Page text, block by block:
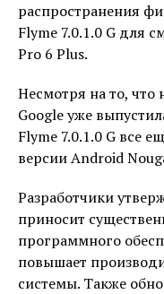
распространения
Flyme 7.0.1.0 G для
Pro 6 Plus.
Несмотря на то, что
Google уже
Flyme 7.0.1.0 G все
версии Android
Разработчики
приносит
программного
повышает
системы. Также